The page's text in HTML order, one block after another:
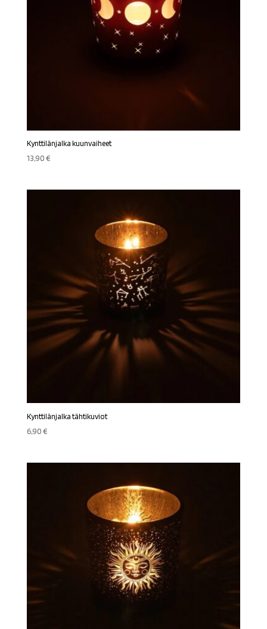
Kynttilänjalka kuunvaiheet
13,90€
Kynttilänjalka tähtikuviot
6,90€